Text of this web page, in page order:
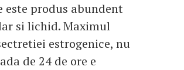
produs abundent
si lichid. Maximul
estrogenice, nu
de 24 de ore e